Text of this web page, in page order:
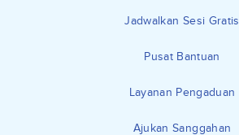
Jadwalkan Sesi Gratis
Pusat Bantuan
Layanan Pengaduan
Ajukan Sanggahan